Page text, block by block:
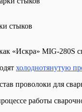
стыков
«Искра» MIG-280S
холоднотянутую
проволоки для
работы